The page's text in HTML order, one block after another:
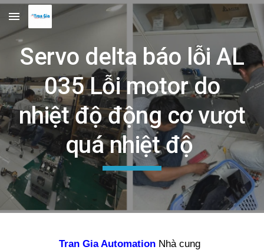
Skip to main content Skip to navigation
Servo delta báo lỗi AL
035 Lỗi motor do
nhiệt độ động cơ vượt
quá nhiệt độ
Tran Gia Automation Nhà cung